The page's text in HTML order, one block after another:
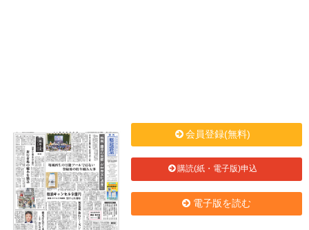
会員登録(無料)
購読(紙・電子版)申込
電子版を読む